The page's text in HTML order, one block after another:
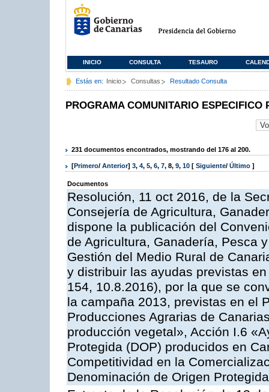
INICIO CONSULTA TESAURO
Estás en: Inicio Consultas Resultado Consulta
PROGRAMA COMUNITARIO ESPECIFICO
231 documentos encontrados, mostrando del 176 al 200.
[Primero/ Anterior] 3, 4, 5, 6, 7, 8, 9, 10 [ Siguiente/ Último ]
Documentos
Resolución, 11 oct 2016, de la
Consejería de Agricultura,
dispone la publicación del
de Agricultura, Ganadería, Pesca
Gestión del Medio Rural de
y distribuir las ayudas previstas
154, 10.8.2016), por la que se
la campaña 2013, previstas en el
Producciones Agrarias de
producción vegetal», Acción I.6
Protegida (DOP) producidos en
Competitividad en la
Denominación de Origen